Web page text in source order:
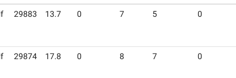
29883 13.7 0 7 5 0
29874 17.8 0 8 7 0